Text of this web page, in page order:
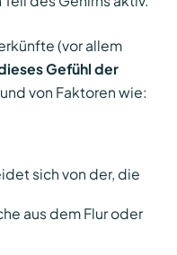
(vor allem
Gefühl der
von Faktoren wie:
sich von der, die
aus dem Flur oder